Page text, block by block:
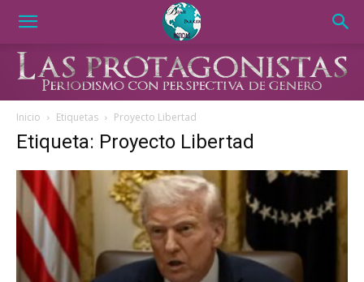
Inicio Etiquetas Proyecto Libertad
Etiqueta: Proyecto Libertad